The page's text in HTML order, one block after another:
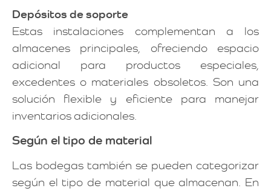
Depósitos de soporte
Estas instalaciones complementan a los
almacenes principales, ofreciendo espacio
adicional para productos especiales,
excedentes o materiales obsoletos. Son una
solución flexible y eficiente para manejar
inventarios adicionales.
Según el tipo de material
Las bodegas también se pueden categorizar
según el tipo de material que almacenan. En